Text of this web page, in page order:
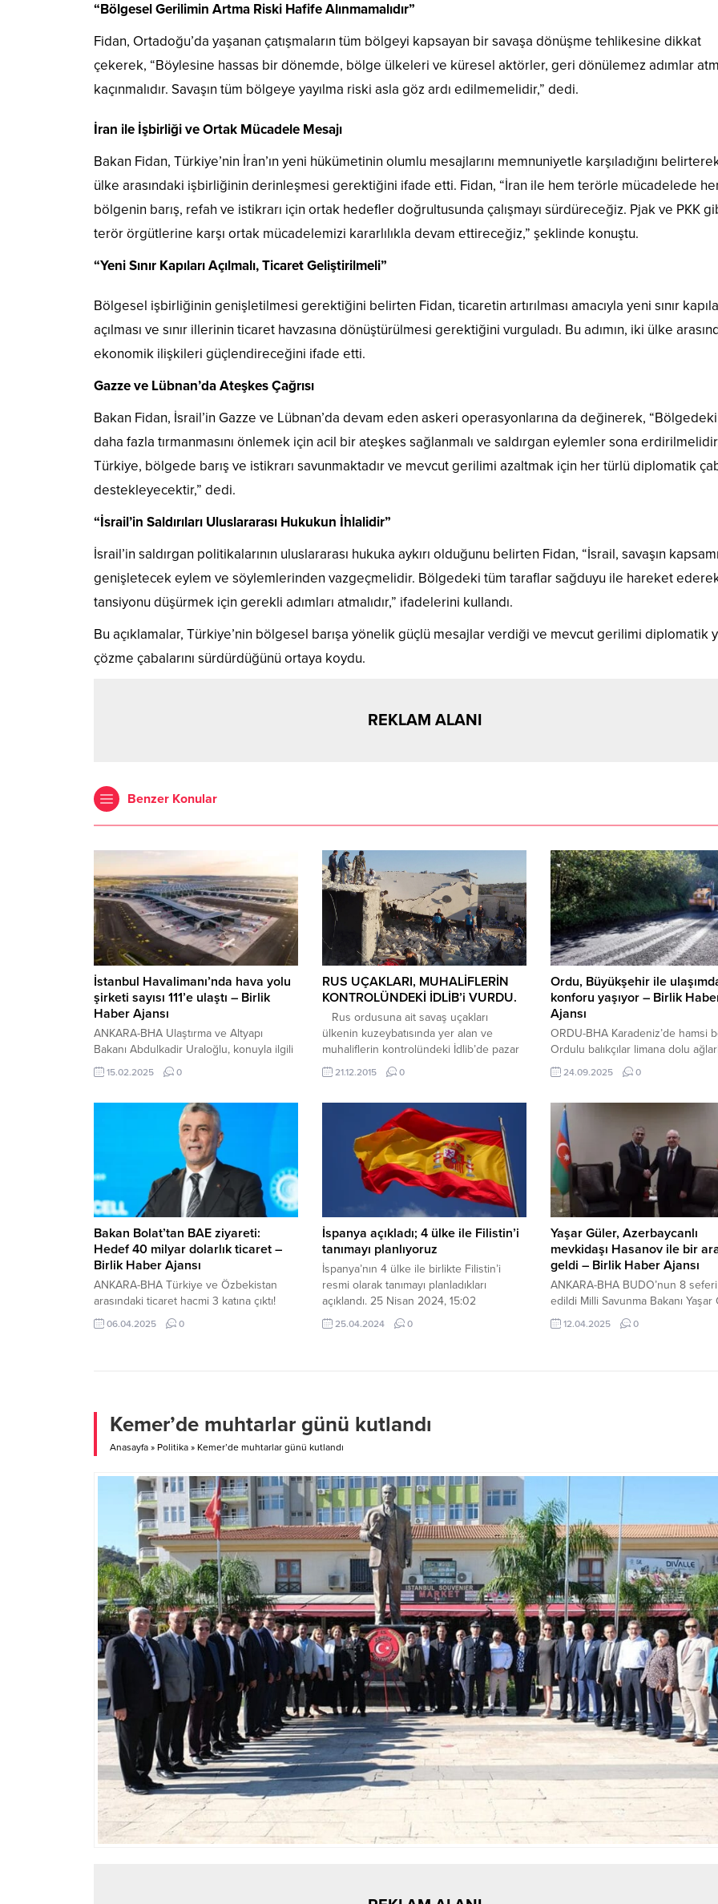
“Bölgesel Gerilimin Artma Riski Hafife Alınmamalıdır”
Fidan, Ortadoğu’da yaşanan çatışmaların tüm bölgeyi kapsayan bir savaşa dönüşme tehlikesine dikkat
çekerek, “Böylesine hassas bir dönemde, bölge ülkeleri ve küresel aktörler, geri dönülemez adımlar
kaçınmalıdır. Savaşın tüm bölgeye yayılma riski asla göz ardı edilmemelidir,” dedi.
İran ile İşbirliği ve Ortak Mücadele Mesajı
Bakan Fidan, Türkiye’nin İran’ın yeni hükümetinin olumlu mesajlarını memnuniyetle karşıladığını
ülke arasındaki işbirliğinin derinleşmesi gerektiğini ifade etti. Fidan, “İran ile hem terörle mücadelede
bölgenin barış, refah ve istikrarı için ortak hedefler doğrultusunda çalışmayı sürdüreceğiz. Pjak ve PKK
terör örgütlerine karşı ortak mücadelemizi kararlılıkla devam ettireceğiz,” şeklinde konuştu.
“Yeni Sınır Kapıları Açılmalı, Ticaret Geliştirilmeli”
Bölgesel işbirliğinin genişletilmesi gerektiğini belirten Fidan, ticaretin artırılması amacıyla yeni sınır
açılması ve sınır illerinin ticaret havzasına dönüştürülmesi gerektiğini vurguladı. Bu adımın, iki ülke
ekonomik ilişkileri güçlendireceğini ifade etti.
Gazze ve Lübnan’da Ateşkes Çağrısı
Bakan Fidan, İsrail’in Gazze ve Lübnan’da devam eden askeri operasyonlarına da değinerek,
daha fazla tırmanmasını önlemek için acil bir ateşkes sağlanmalı ve saldırgan eylemler sona
Türkiye, bölgede barış ve istikrarı savunmaktadır ve mevcut gerilimi azaltmak için her türlü diplomatik
destekleyecektir,” dedi.
“İsrail’in Saldırıları Uluslararası Hukukun İhlalidir”
İsrail’in saldırgan politikalarının uluslararası hukuka aykırı olduğunu belirten Fidan, “İsrail, savaşın
genişletecek eylem ve söylemlerinden vazgeçmelidir. Bölgedeki tüm taraflar sağduyu ile hareket
tansiyonu düşürmek için gerekli adımları atmalıdır,” ifadelerini kullandı.
Bu açıklamalar, Türkiye’nin bölgesel barışa yönelik güçlü mesajlar verdiği ve mevcut gerilimi diplomatik
çözme çabalarını sürdürdüğünü ortaya koydu.
REKLAM ALANI
Benzer Konular
İstanbul Havalimanı’nda hava yolu
şirketi sayısı 111’e ulaştı – Birlik
Haber Ajansı
ANKARA-BHA Ulaştırma ve Altyapı
Bakanı Abdulkadir Uraloğlu, konuyla ilgili
yaptığı yazılı açıklamada, Japonya’nın en
büyük hava yolu şirketlerinden ANA’nın
Havalimanı hattında direkt uçuşlara
başladığını belirtti. İstanbul Havalimanı’nın
küresel aktarma merkezi konumunu
güçlendirdiğini vurgulayan Uraloğlu,
“Japonya’nın en büyük hava yolu şirketi
ANA’nın bu hatta uçuş düzenlemeye...
15.02.2025 0
RUS UÇAKLARI, MUHALİFLERİN
KONTROLÜNDEKİ İDLİB’i VURDU.
Rus ordusuna ait savaş uçakları
ülkenin kuzeybatısında yer alan ve
muhaliflerin kontrolündeki İdlib’de pazar
yerini, kamu binalarını ve yerleşim
yerlerini hedef aldı. Saldırıda 40’tan fazla
Anadolu Ajansı’na bilgi veren sivil
savunma yetkililerine göre, mahkeme
binasına 8 füze atıldı ve saldırıda 40
21.12.2015 0
Ordu, Büyükşehir ile
konforu yaşıyor – Birlik
Ajansı
ORDU-BHA Karadeniz’de hamsi
Ordulu balıkçılar limana dolu
döndü İçeriği Görüntüle
Belediye Başkanı Dr. Mehmet Hilmi
hız kesmeden devam ediyor.
Belediyesi bu kapsamda mahalle
yollarında yürüttüğü asfalt
kapsamında çalışmalarını
Ulubey’in Kumanlar mahallesinde
yapan ekipler vatandaşın sıcak
tozdan,...
24.09.2025 0
Bakan Bolat’tan BAE ziyareti:
Hedef 40 milyar dolarlık ticaret –
Birlik Haber Ajansı
ANKARA-BHA Türkiye ve Özbekistan
arasındaki ticaret hacmi 3 katına çıktı!
Ticaret Bakanı Ömer Bolat, resmi
temaslarda bulunmak üzere yarın Birleşik
milyar dolara çıkarılması hedefleniyor.
Bolat, 14’üncüsü düzenlenecek Yıllık
Yatırım Toplantıları Kongresi’nin (AIM)...
06.04.2025 0
İspanya açıkladı; 4 ülke ile Filistin’i
tanımayı planlıyoruz
İspanya’nın 4 ülke ile birlikte Filistin’i
resmi olarak tanımayı planladıkları
açıklandı. 25 Nisan 2024, 15:02
yayınlandı İspanya açıkladı; 4 ülke ile
Filistin’i tanımayı planlıyoruz İspanya
ortak hareket etmesinin öngörüldüğü
açıklandı. Hangi 4 ülke...
25.04.2024 0
Yaşar Güler, Azerbaycanlı
mevkidaşı Hasanov ile bir
geldi – Birlik Haber Ajansı
ANKARA-BHA BUDO’nun 8
edildi Milli Savunma Bakanı Yaşar
Antalya Diplomasi Forumu
Azerbaycan Savunma Bakanı
12.04.2025 0
Kemer’de muhtarlar günü kutlandı
Anasayfa » Politika » Kemer’de muhtarlar günü kutlandı